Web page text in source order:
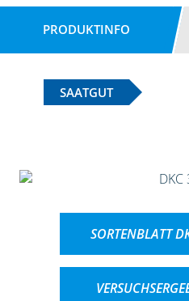
PRODUKTINFO
SAATGUT
SORTENBLATT